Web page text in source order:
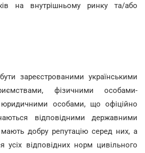
на внутрішньому ринку та/або
зареєстрованими українськими
фізичними особами-
особами, що офіційно
відповідними державними
добру репутацію серед них, а
усіх відповідних норм цивільного